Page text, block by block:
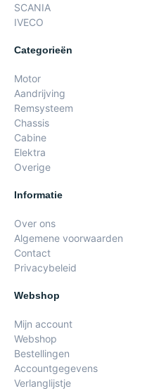
SCANIA
IVECO
Categorieën
Motor
Aandrijving
Remsysteem
Chassis
Cabine
Elektra
Overige
Informatie
Over ons
Algemene voorwaarden
Contact
Privacybeleid
Webshop
Mijn account
Webshop
Bestellingen
Accountgegevens
Verlanglijstje